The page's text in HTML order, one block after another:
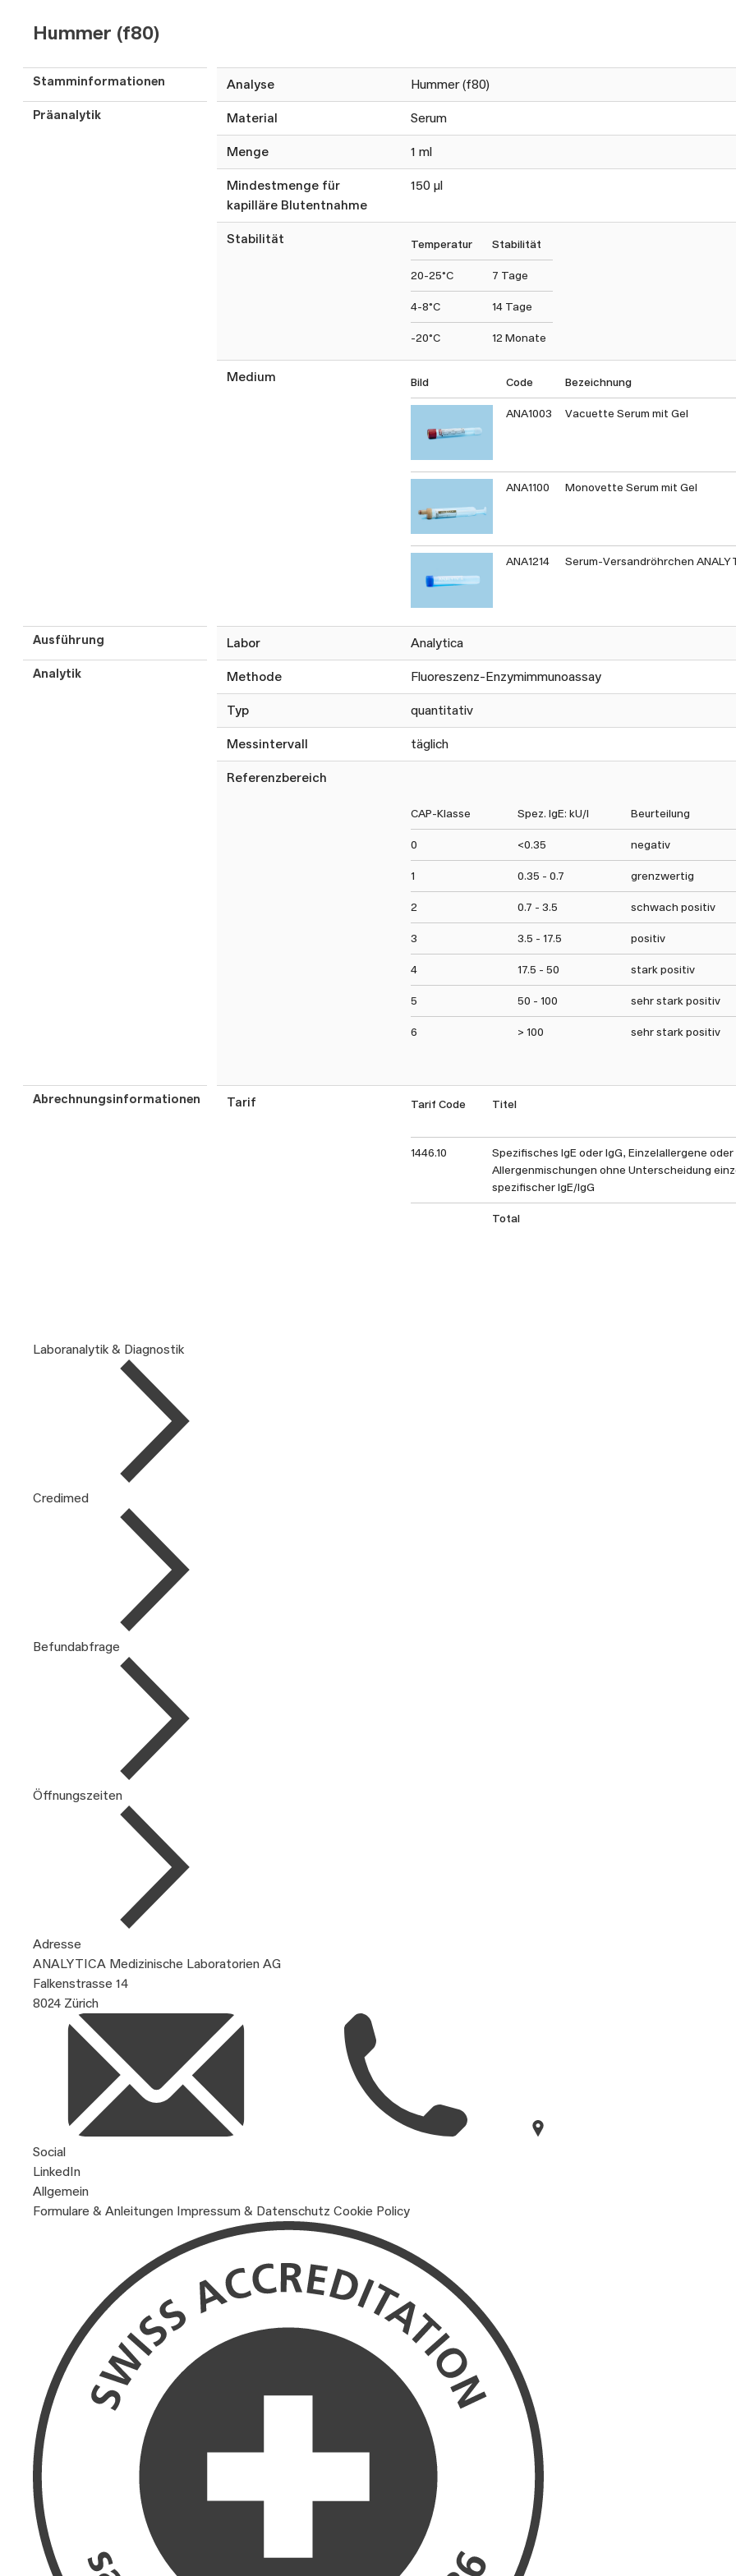
Hummer (f80)
Stamminformationen Analyse Hummer (f80)
Präanalytik Material Serum
Menge 1 ml
Mindestmenge für
kapilläre Blutentnahme
150 µl
Stabilität Temperatur Stabilität
20-25°C 7 Tage
4-8°C 14 Tage
-20°C 12 Monate
Medium Bild Code Bezeichnung
ANA1003 Vacuette Serum mit Gel
ANA1100 Monovette Serum mit Gel
ANA1214 Serum-Versandröhrchen
Ausführung Labor Analytica
Analytik Methode Fluoreszenz-Enzymimmunoassay
Typ quantitativ
Messintervall täglich
Referenzbereich
CAP-Klasse Spez. IgE: kU/l Beurteilung
0 <0.35 negativ
1 0.35 - 0.7 grenzwertig
2 0.7 - 3.5 schwach positiv
3 3.5 - 17.5 positiv
4 17.5 - 50 stark positiv
5 50 - 100 sehr stark positiv
6 > 100 sehr stark positiv
Abrechnungsinformationen Tarif Tarif Code Titel
1446.10
Spezifisches IgE oder IgG, Einzelallergene oder
Allergenmischungen ohne Unterscheidung
spezifischer IgE/IgG
Total
Laboranalytik & Diagnostik
Credimed
Befundabfrage
Öffnungszeiten
Adresse
ANALYTICA Medizinische Laboratorien AG
Falkenstrasse 14
8024 Zürich
Social
LinkedIn
Allgemein
Formulare & Anleitungen Impressum & Datenschutz Cookie Policy